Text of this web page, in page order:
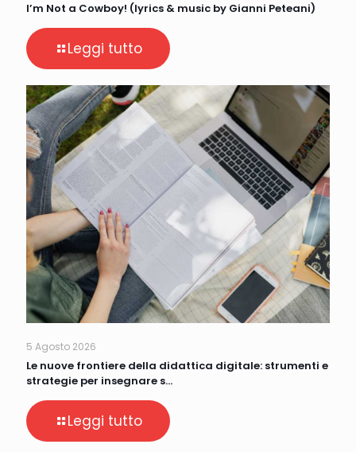
I’m Not a Cowboy! (lyrics & music by Gianni Peteani)
Leggi tutto
5 Agosto 2026
Le nuove frontiere della didattica digitale: strumenti e
strategie per insegnare s…
Leggi tutto